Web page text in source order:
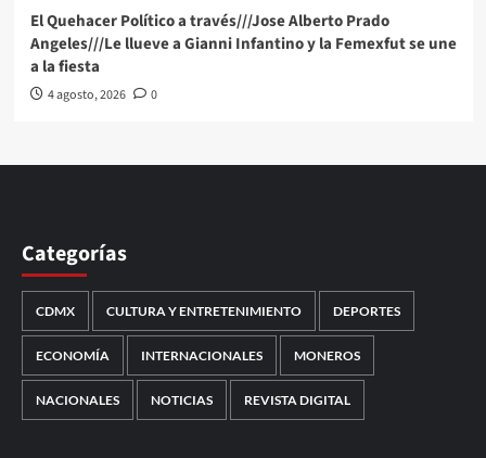
El Quehacer Político a través///Jose Alberto Prado
Angeles///Le llueve a Gianni Infantino y la Femexfut se une
a la fiesta
4 agosto, 2026 0
Categorías
CDMX CULTURA Y ENTRETENIMIENTO DEPORTES
ECONOMÍA INTERNACIONALES MONEROS
NACIONALES NOTICIAS REVISTA DIGITAL